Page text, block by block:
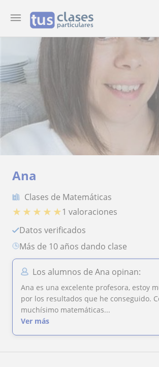
Ana
Clases de Matemáticas
★ ★ ★ ★ ★1 valoraciones
Datos verificados
más de 10 años dando clase
Los alumnos de Ana opinan:
Ana es una excelente profesora, estoy
por los resultados que he conseguido.
muchísimo matemáticas...
Ver más